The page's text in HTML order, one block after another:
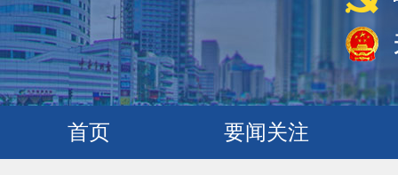
首页 要闻关注